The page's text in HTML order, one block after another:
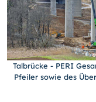
Talbrücke - PERI
Pfeiler sowie des